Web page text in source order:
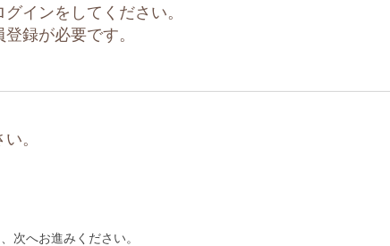
インをしてください。
録が必要です。
。
次へお進みください。